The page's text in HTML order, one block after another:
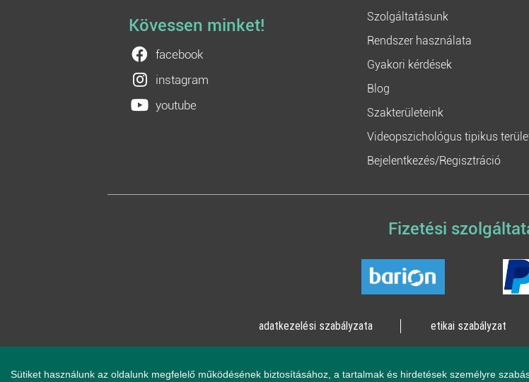
Kövessen minket!
facebook
instagram
youtube
Szolgáltatásunk
Rendszer használata
Gyakori kérdések
Blog
Szakterületeink
Videopszichológus tipikus
Bejelentkezés/Regisztráció
Fizetési
adatkezelési szabályzata etikai szabályzat
Sütiket használunk az oldalunk megfelelő működésének biztosításához, a tartalmak és hirdetések személyre